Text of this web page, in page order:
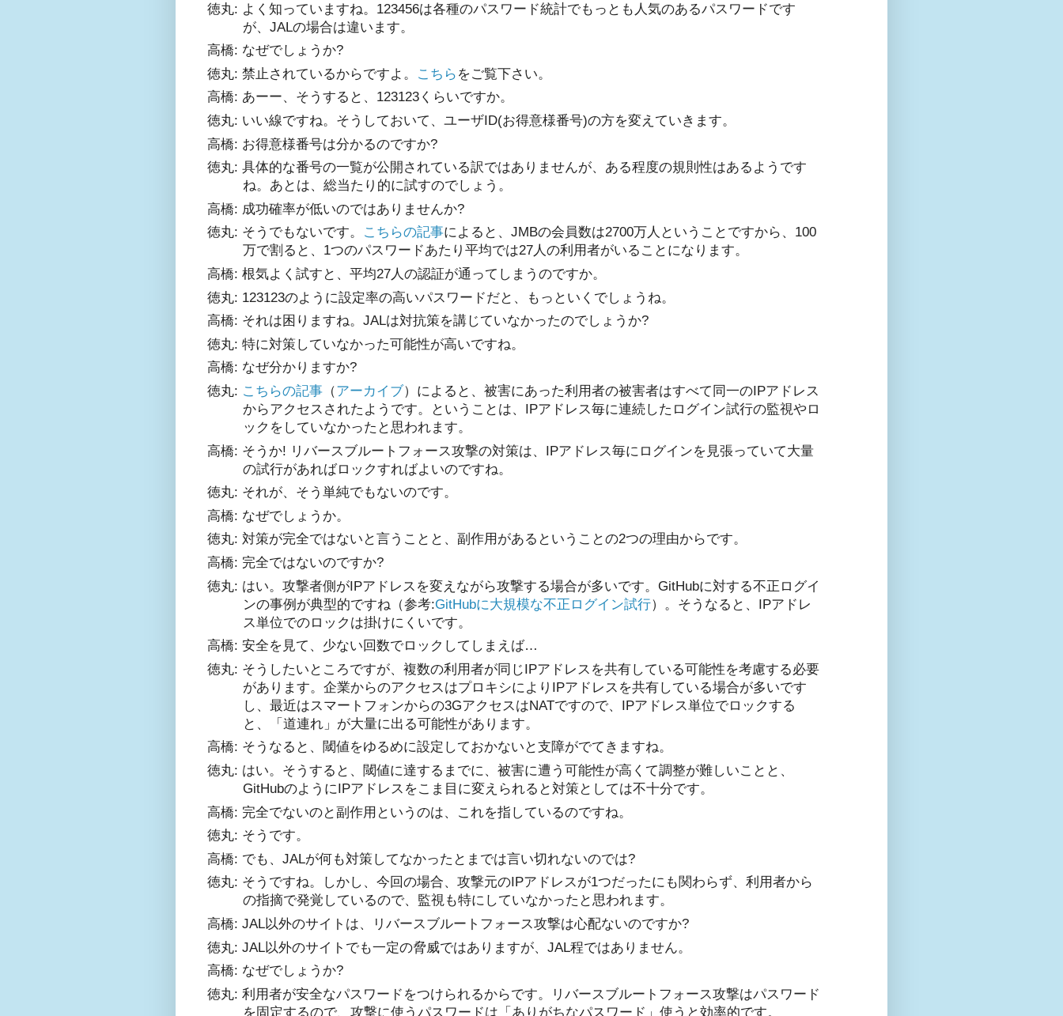
徳丸: よく知っていますね。123456は各種のパスワード統計でもっとも人気のあるパスワードです
が、JALの場合は違います。
高橋: なぜでしょうか?
徳丸: 禁止されているからですよ。
こちら をご覧下さい。
高橋: あーー、そうすると、123123くらいですか。
徳丸: いい線ですね。そうしておいて、ユーザID(お得意様番号)の方を変えていきます。
高橋: お得意様番号は分かるのですか?
徳丸: 具体的な番号の一覧が公開されている訳ではありませんが、ある程度の規則性はあるようです
ね。あとは、総当たり的に試すのでしょう。
高橋: 成功確率が低いのではありませんか?
徳丸: そうでもないです。
こちらの記事によると、JMBの会員数は2700万人ということですから、100
万で割ると、1つのパスワードあたり平均では27人の利用者がいることになります。
高橋: 根気よく試すと、平均27人の認証が通ってしまうのですか。
徳丸: 123123のように設定率の高いパスワードだと、もっといくでしょうね。
高橋: それは困りますね。JALは対抗策を講じていなかったのでしょうか?
徳丸: 特に対策していなかった可能性が高いですね。
高橋: なぜ分かりますか?
徳丸: こちらの記事 （アーカイブ）によると、被害にあった利用者の被害者はすべて同一のIPアドレス
からアクセスされたようです。ということは、IPアドレス毎に連続したログイン試行の監視やロ
ックをしていなかったと思われます。
高橋: そうか! リバースブルートフォース攻撃の対策は、IPアドレス毎にログインを見張っていて大量
の試行があればロックすればよいのですね。
徳丸: それが、そう単純でもないのです。
高橋: なぜでしょうか。
徳丸: 対策が完全ではないと言うことと、副作用があるということの2つの理由からです。
高橋: 完全ではないのですか?
徳丸: はい。攻撃者側がIPアドレスを変えながら攻撃する場合が多いです。GitHubに対する不正ログイ
ンの事例が典型的ですね（参考:GitHubに大規模な不正ログイン試行）。そうなると、IPアドレ
ス単位でのロックは掛けにくいです。
高橋: 安全を見て、少ない回数でロックしてしまえば…
徳丸: そうしたいところですが、複数の利用者が同じIPアドレスを共有している可能性を考慮する必要
があります。企業からのアクセスはプロキシによりIPアドレスを共有している場合が多いです
し、最近はスマートフォンからの3GアクセスはNATですので、IPアドレス単位でロックする
と、「道連れ」が大量に出る可能性があります。
高橋: そうなると、閾値をゆるめに設定しておかないと支障がでてきますね。
徳丸: はい。そうすると、閾値に達するまでに、被害に遭う可能性が高くて調整が難しいことと、
GitHubのようにIPアドレスをこま目に変えられると対策としては不十分です。
高橋: 完全でないのと副作用というのは、これを指しているのですね。
徳丸: そうです。
高橋: でも、JALが何も対策してなかったとまでは言い切れないのでは?
徳丸: そうですね。しかし、今回の場合、攻撃元のIPアドレスが1つだったにも関わらず、利用者から
の指摘で発覚しているので、監視も特にしていなかったと思われます。
高橋: JAL以外のサイトは、リバースブルートフォース攻撃は心配ないのですか?
徳丸: JAL以外のサイトでも一定の脅威ではありますが、JAL程ではありません。
高橋: なぜでしょうか?
徳丸: 利用者が安全なパスワードをつけられるからです。リバースブルートフォース攻撃はパスワード
を固定するので、攻撃に使うパスワードは「ありがちなパスワード」使うと効率的です。